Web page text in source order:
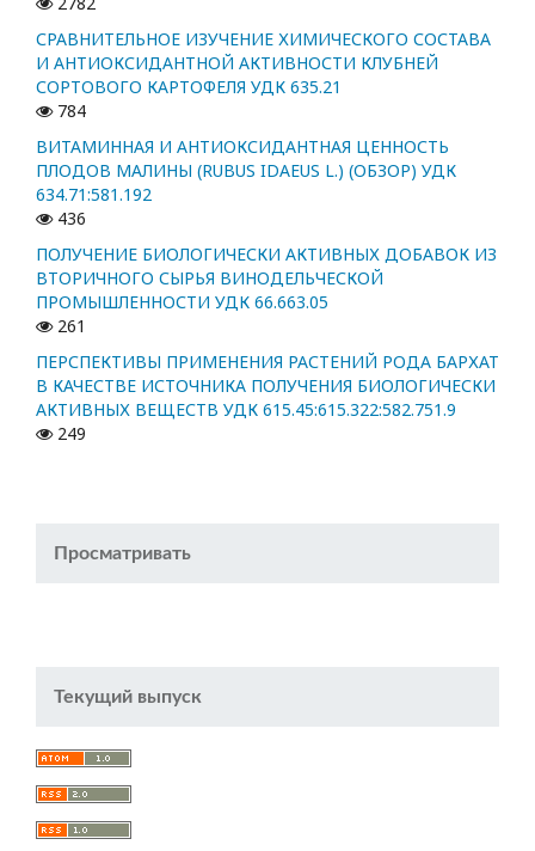
СРАВНИТЕЛЬНОЕ ИЗУЧЕНИЕ ХИМИЧЕСКОГО СОСТАВА
И АНТИОКСИДАНТНОЙ АКТИВНОСТИ КЛУБНЕЙ
СОРТОВОГО КАРТОФЕЛЯ УДК 635.21
784
ВИТАМИННАЯ И АНТИОКСИДАНТНАЯ ЦЕННОСТЬ
ПЛОДОВ МАЛИНЫ (RUBUS IDAEUS L.) (ОБЗОР) УДК
634.71:581.192
436
ПОЛУЧЕНИЕ БИОЛОГИЧЕСКИ АКТИВНЫХ ДОБАВОК ИЗ
ВТОРИЧНОГО СЫРЬЯ ВИНОДЕЛЬЧЕСКОЙ
ПРОМЫШЛЕННОСТИ УДК 66.663.05
261
ПЕРСПЕКТИВЫ ПРИМЕНЕНИЯ РАСТЕНИЙ РОДА БАРХАТ
В КАЧЕСТВЕ ИСТОЧНИКА ПОЛУЧЕНИЯ БИОЛОГИЧЕСКИ
АКТИВНЫХ ВЕЩЕСТВ УДК 615.45:615.322:582.751.9
249
Просматривать
Текущий выпуск